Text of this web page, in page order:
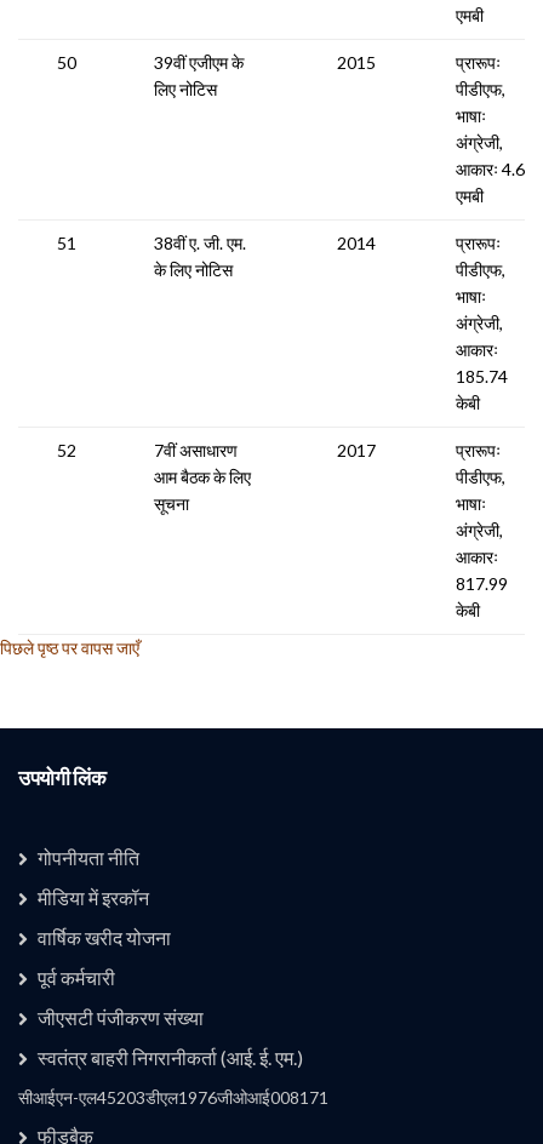
एमबी
50
39वीं एजीएम के
लिए नोटिस
2015
प्रारूपः
पीडीएफ,
भाषाः
अंग्रेजी,
आकारः 4.63
एमबी
51
38वीं ए. जी. एम.
के लिए नोटिस
2014
प्रारूपः
पीडीएफ,
भाषाः
अंग्रेजी,
आकारः
185.74
केबी
52
7वीं असाधारण
आम बैठक के लिए
सूचना
2017
प्रारूपः
पीडीएफ,
भाषाः
अंग्रेजी,
आकारः
817.99
केबी
पिछले पृष्ठ पर वापस जाएँ
उपयोगी लिंक
गोपनीयता नीति
मीडिया में इरकॉन
वार्षिक खरीद योजना
उपयोगी लिंक 1
पूर्व कर्मचारी
जीएसटी पंजीकरण संख्या
स्वतंत्र बाहरी निगरानीकर्ता (आई. ई. एम.)
कंपनी
सीआईएन-एल45203डीएल1976जीओआई008171
फीडबैक